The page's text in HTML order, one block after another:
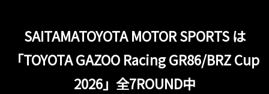
SAITAMATOYOTA MOTOR SPORTS は
「TOYOTA GAZOO Racing GR86/BRZ Cup
2026」全7ROUND中